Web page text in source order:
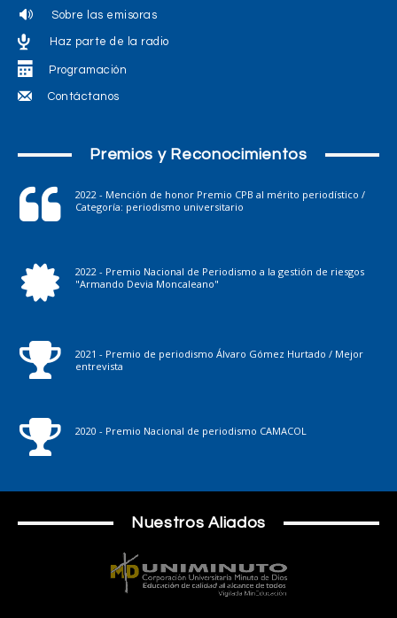
Sobre las emisoras
Haz parte de la radio
Programación
Contáctanos
Premios y Reconocimientos
2022 - Mención de honor Premio CPB al mérito periodístico /
Categoría: periodismo universitario
2022 - Premio Nacional de Periodismo a la gestión de riesgos
"Armando Devia Moncaleano"
2021 - Premio de periodismo Álvaro Gómez Hurtado / Mejor
entrevista
2020 - Premio Nacional de periodismo CAMACOL
Nuestros Aliados